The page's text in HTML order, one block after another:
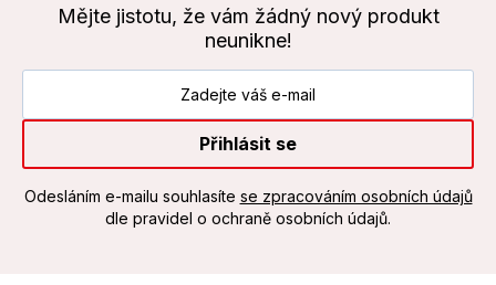
Mějte jistotu, že vám žádný nový produkt
neunikne!
Přihlásit se
Odesláním e-mailu souhlasíte se zpracováním osobních údajů
dle pravidel o ochraně osobních údajů.